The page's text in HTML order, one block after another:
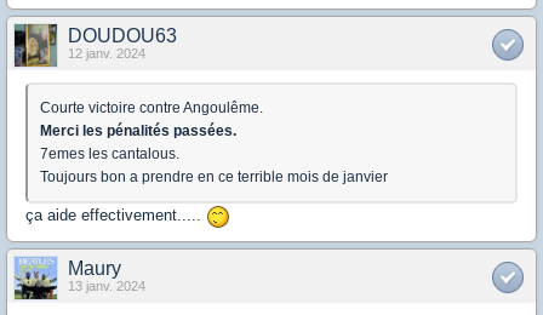
DOUDOU63
12 janv. 2024
Courte victoire contre Angoulême.
Merci les pénalités passées.
7emes les cantalous.
Toujours bon a prendre en ce terrible mois de janvier
ça aide effectivement.....
Maury
13 janv. 2024